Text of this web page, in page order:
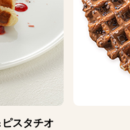
スタチオ